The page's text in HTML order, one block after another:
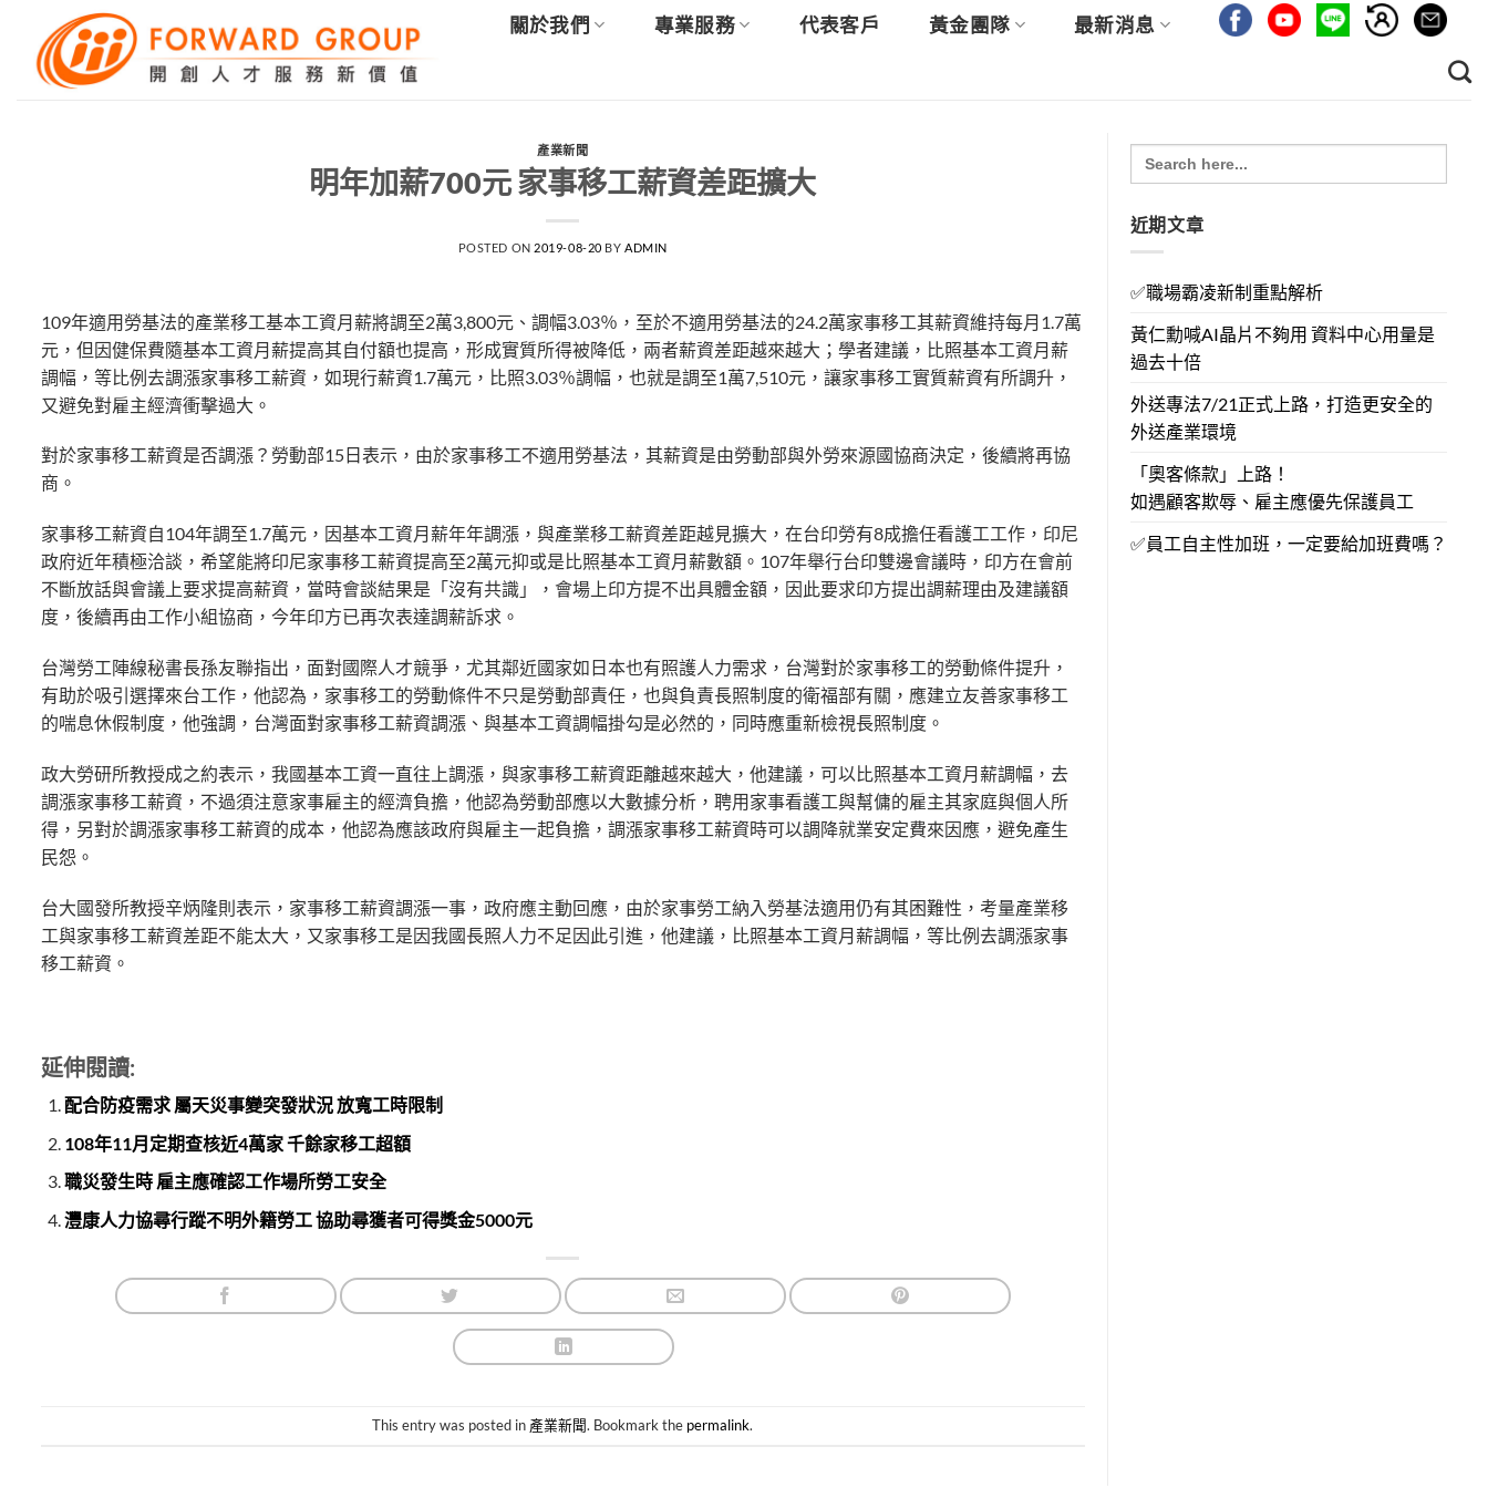
content
關於我們 專業服務 代表客戶 黃金團隊 最新消息
產業新聞
明年加薪700元 家事移工薪資差距擴大
POSTED ON 2019-08-20 BY ADMIN
109年適用勞基法的產業移工基本工資月薪將調至2萬3,800元、調幅3.03％，至於不適用勞基法的24.2萬家事移工其薪資維持每月1.7萬
元，但因健保費隨基本工資月薪提高其自付額也提高，形成實質所得被降低，兩者薪資差距越來越大；學者建議，比照基本工資月薪
調幅，等比例去調漲家事移工薪資，如現行薪資1.7萬元，比照3.03％調幅，也就是調至1萬7,510元，讓家事移工實質薪資有所調升，
又避免對雇主經濟衝擊過大。
對於家事移工薪資是否調漲？勞動部15日表示，由於家事移工不適用勞基法，其薪資是由勞動部與外勞來源國協商決定，後續將再協
商。
家事移工薪資自104年調至1.7萬元，因基本工資月薪年年調漲，與產業移工薪資差距越見擴大，在台印勞有8成擔任看護工工作，印尼
政府近年積極洽談，希望能將印尼家事移工薪資提高至2萬元抑或是比照基本工資月薪數額。107年舉行台印雙邊會議時，印方在會前
不斷放話與會議上要求提高薪資，當時會談結果是「沒有共識」，會場上印方提不出具體金額，因此要求印方提出調薪理由及建議額
度，後續再由工作小組協商，今年印方已再次表達調薪訴求。
台灣勞工陣線秘書長孫友聯指出，面對國際人才競爭，尤其鄰近國家如日本也有照護人力需求，台灣對於家事移工的勞動條件提升，
有助於吸引選擇來台工作，他認為，家事移工的勞動條件不只是勞動部責任，也與負責長照制度的衛福部有關，應建立友善家事移工
的喘息休假制度，他強調，台灣面對家事移工薪資調漲、與基本工資調幅掛勾是必然的，同時應重新檢視長照制度。
政大勞研所教授成之約表示，我國基本工資一直往上調漲，與家事移工薪資距離越來越大，他建議，可以比照基本工資月薪調幅，去
調漲家事移工薪資，不過須注意家事雇主的經濟負擔，他認為勞動部應以大數據分析，聘用家事看護工與幫傭的雇主其家庭與個人所
得，另對於調漲家事移工薪資的成本，他認為應該政府與雇主一起負擔，調漲家事移工薪資時可以調降就業安定費來因應，避免產生
民怨。
台大國發所教授辛炳隆則表示，家事移工薪資調漲一事，政府應主動回應，由於家事勞工納入勞基法適用仍有其困難性，考量產業移
工與家事移工薪資差距不能太大，又家事移工是因我國長照人力不足因此引進，他建議，比照基本工資月薪調幅，等比例去調漲家事
移工薪資。
延伸閱讀:
配合防疫需求 屬天災事變突發狀況 放寬工時限制
108年11月定期查核近4萬家 千餘家移工超額
職災發生時 雇主應確認工作場所勞工安全
灃康人力協尋行蹤不明外籍勞工 協助尋獲者可得獎金5000元
This entry was posted in 產業新聞. Bookmark the permalink.
Search
for:
近期文章
✅職場霸凌新制重點解析
黃仁勳喊AI晶片不夠用 資料中心用量是
過去十倍
外送專法7/21正式上路，打造更安全的
外送產業環境
「奧客條款」上路！
如遇顧客欺辱、雇主應優先保護員工
✅員工自主性加班，一定要給加班費嗎？